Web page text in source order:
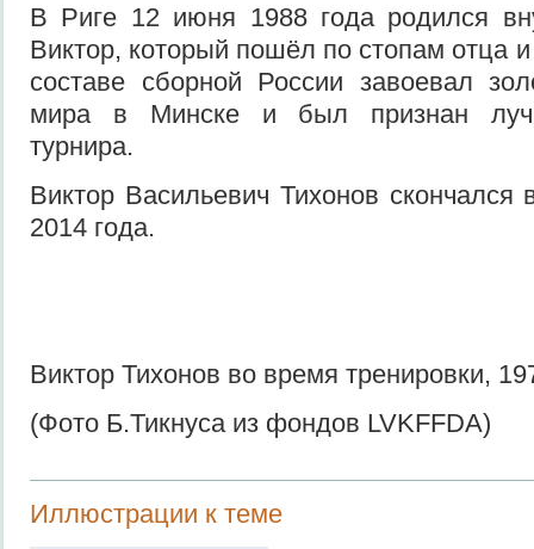
В Риге 12 июня 1988 года родился
Виктор, который пошёл по стопам отца
составе сборной России завоевал
мира в Минске и был признан
турнира.
Виктор Васильевич Тихонов
2014 года.
Виктор Тихонов во время тренировки,
(Фото Б.Тикнуса из фондов LVKFFDA)
Иллюстрации к теме